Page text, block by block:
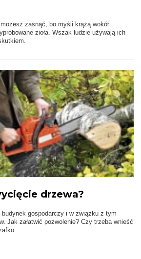
zasnąć, bo myśli krążą wokół
zioła. Wszak ludzie używają ich
drzewa?
budynek gospodarczy i w związku z tym
Jak załatwić pozwolenie? Czy trzeba wnieść